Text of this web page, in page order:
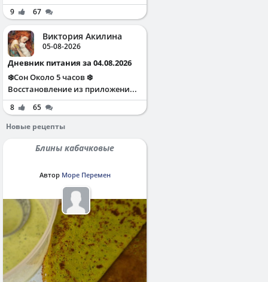
9 67
Виктория Акилина
05-08-2026
Дневник питания за 04.08.2026
❄️Сон Около 5 часов ❄️
Восстановление из приложени...
8
65
Новые рецепты
Блины кабачковые
Автор Море Перемен